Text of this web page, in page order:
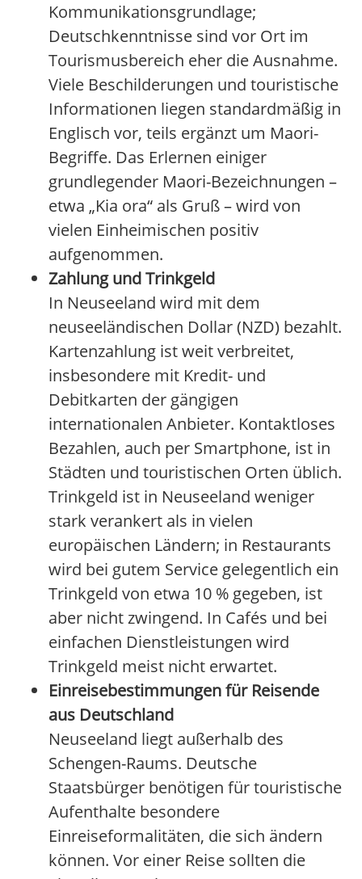
Kommunikationsgrundlage;
Deutschkenntnisse sind vor Ort im
Tourismusbereich eher die Ausnahme.
Viele Beschilderungen und touristische
Informationen liegen standardmäßig in
Englisch vor, teils ergänzt um Maori-
Begriffe. Das Erlernen einiger
grundlegender Maori-Bezeichnungen –
etwa „Kia ora“ als Gruß – wird von
vielen Einheimischen positiv
aufgenommen.
Zahlung und Trinkgeld
In Neuseeland wird mit dem
neuseeländischen Dollar (NZD) bezahlt.
Kartenzahlung ist weit verbreitet,
insbesondere mit Kredit- und
Debitkarten der gängigen
internationalen Anbieter. Kontaktloses
Bezahlen, auch per Smartphone, ist in
Städten und touristischen Orten üblich.
Trinkgeld ist in Neuseeland weniger
stark verankert als in vielen
europäischen Ländern; in Restaurants
wird bei gutem Service gelegentlich ein
Trinkgeld von etwa 10 % gegeben, ist
aber nicht zwingend. In Cafés und bei
einfachen Dienstleistungen wird
Trinkgeld meist nicht erwartet.
Einreisebestimmungen für Reisende
aus Deutschland
Neuseeland liegt außerhalb des
Schengen-Raums. Deutsche
Staatsbürger benötigen für touristische
Aufenthalte besondere
Einreiseformalitäten, die sich ändern
können. Vor einer Reise sollten die